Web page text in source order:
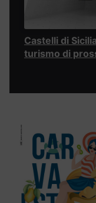
Castelli di
turismo di